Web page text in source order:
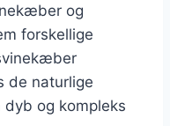
og
forskellige
de naturlige
og kompleks